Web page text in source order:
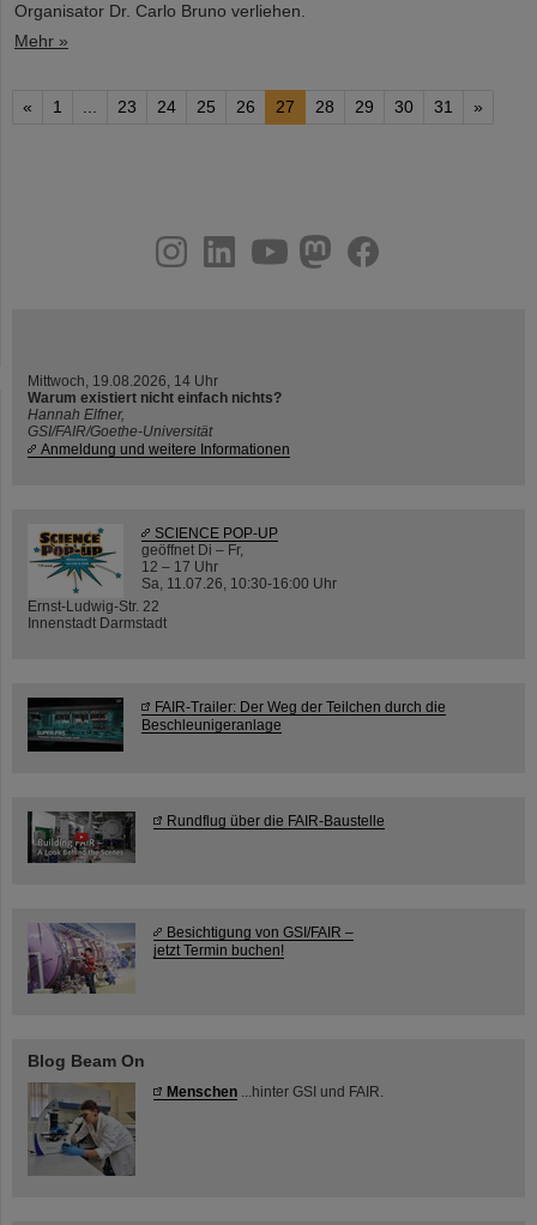
Organisator Dr. Carlo Bruno verliehen.
Mehr »
« 1 ... 23 24 25 26 27 28 29 30 31 »
youtube
helmholtz.social
facebook
Mittwoch, 19.08.2026, 14 Uhr
Warum existiert nicht einfach nichts?
Hannah Elfner,
GSI/FAIR/Goethe-Universität
Anmeldung und weitere Informationen
SCIENCE POP-UP
geöffnet Di – Fr,
12 – 17 Uhr
Sa, 11.07.26, 10:30-16:00 Uhr
Ernst-Ludwig-Str. 22
Innenstadt Darmstadt
FAIR-Trailer: Der Weg der Teilchen durch die
Beschleunigeranlage
Rundflug über die FAIR-Baustelle
Besichtigung von GSI/FAIR –
jetzt Termin buchen!
Blog Beam On
Menschen ...hinter GSI und FAIR.